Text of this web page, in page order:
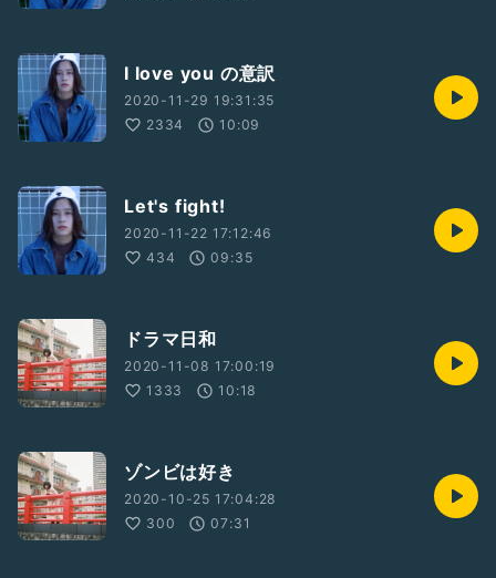
I love you の意訳
2020-11-29 19:31:35
2334
10:09
Let's fight!
2020-11-22 17:12:46
434
09:35
ドラマ日和
2020-11-08 17:00:19
1333
10:18
ゾンビは好き
2020-10-25 17:04:28
300
07:31